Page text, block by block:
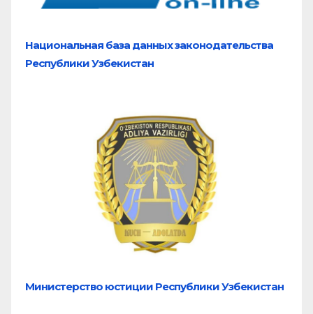
Национальная база данных законодательства
Республики Узбекистан
Министерство юстиции Республики Узбекистан